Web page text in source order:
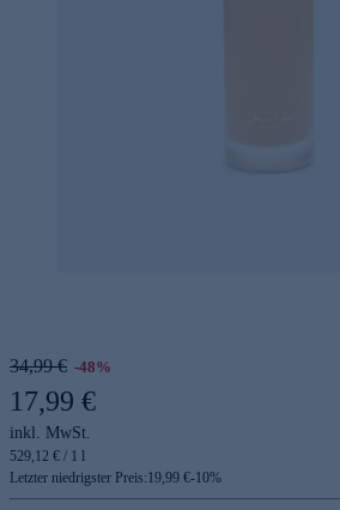
34,99 € -48%
17,99 €
inkl. MwSt.
529,12 € / 1 l
Letzter niedrigster Preis:19,99 €-10%